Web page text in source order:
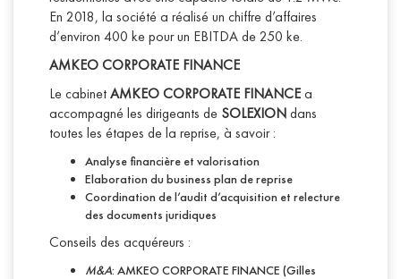
En 2018, la société a réalisé un chiffre d’affaires
d’environ 400 ke pour un EBITDA de 250 ke.
AMKEO CORPORATE FINANCE
Le cabinetAMKEO CORPORATE FINANCEa
accompagné les dirigeants de SOLEXIONdans
toutes les étapes de la reprise, à savoir :
Analyse financière et valorisation
Elaboration du business plan de reprise
Coordination de l’audit d’acquisition et relecture
des documents juridiques
Conseils des acquéreurs :
M&A: AMKEO CORPORATE FINANCE (Gilles